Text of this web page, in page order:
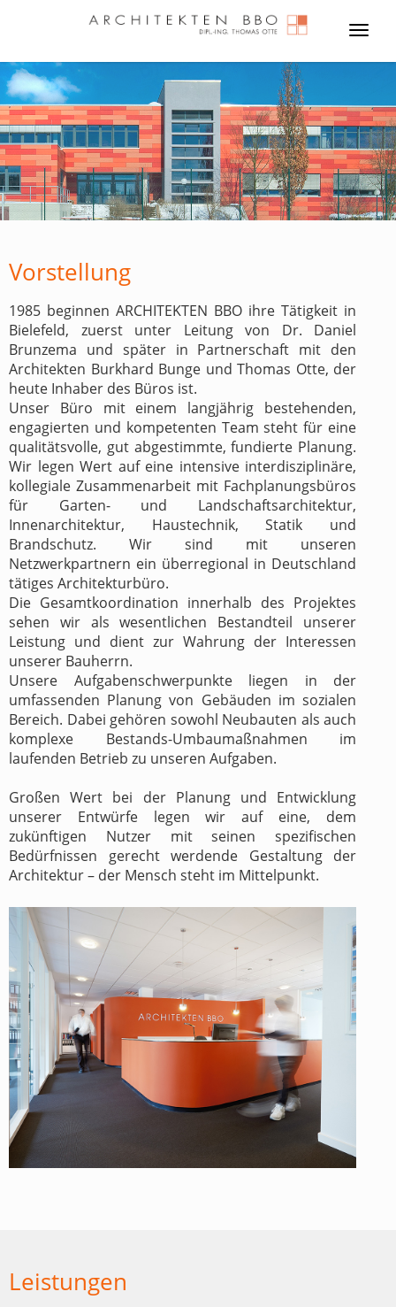
Vorstellung
1985 beginnen ARCHITEKTEN BBO ihre Tätigkeit in
Bielefeld, zuerst unter Leitung von Dr. Daniel
Brunzema und später in Partnerschaft mit den
Architekten Burkhard Bunge und Thomas Otte, der
heute Inhaber des Büros ist.
Unser Büro mit einem langjährig bestehenden,
engagierten und kompetenten Team steht für eine
qualitätsvolle, gut abgestimmte, fundierte Planung.
Wir legen Wert auf eine intensive interdisziplinäre,
kollegiale Zusammenarbeit mit Fachplanungsbüros
für Garten- und Landschaftsarchitektur,
Innenarchitektur, Haustechnik, Statik und
Brandschutz. Wir sind mit unseren
Netzwerkpartnern ein überregional in Deutschland
tätiges Architekturbüro.
Die Gesamtkoordination innerhalb des Projektes
sehen wir als wesentlichen Bestandteil unserer
Leistung und dient zur Wahrung der Interessen
unserer Bauherrn.
Unsere Aufgabenschwerpunkte liegen in der
umfassenden Planung von Gebäuden im sozialen
Bereich. Dabei gehören sowohl Neubauten als auch
komplexe Bestands-Umbaumaßnahmen im
laufenden Betrieb zu unseren Aufgaben.
Großen Wert bei der Planung und Entwicklung
unserer Entwürfe legen wir auf eine, dem
zukünftigen Nutzer mit seinen spezifischen
Bedürfnissen gerecht werdende Gestaltung der
Architektur – der Mensch steht im Mittelpunkt.
Leistungen